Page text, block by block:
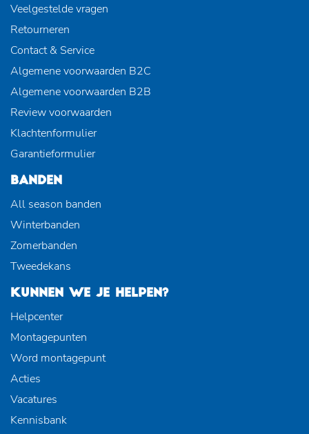
Veelgestelde vragen
Retourneren
Contact & Service
Algemene voorwaarden B2C
Algemene voorwaarden B2B
Review voorwaarden
Klachtenformulier
Garantieformulier
BANDEN
All season banden
Winterbanden
Zomerbanden
Tweedekans
KUNNEN WE JE HELPEN?
Helpcenter
Montagepunten
Word montagepunt
Acties
Vacatures
Kennisbank